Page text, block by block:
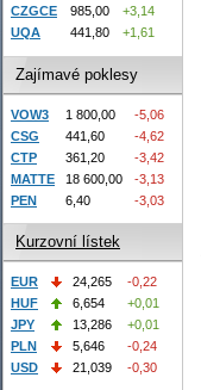
CZGCE
985,00
+3,14
UQA
441,80 +1,61
Zajímavé poklesy
VOW3 1 800,00
-5,06
CSG
441,60
-4,62
CTP
361,20
-3,42
MATTE
18 600,00
-3,13
PEN
6,40 -3,03
Kurzovní lístek
EUR 24,265
-0,22
HUF
6,654
+0,01
JPY
13,286
+0,01
PLN
5,646
-0,24
USD
21,039 -0,30